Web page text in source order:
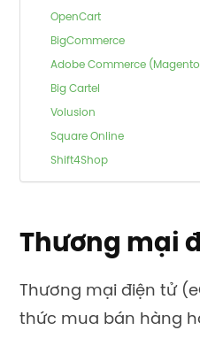
OpenCart
BigCommerce
Adobe Commerce
Big Cartel
Volusion
Square Online
Shift4Shop
Thương mại
Thương mại điện tử
thức mua bán hàng